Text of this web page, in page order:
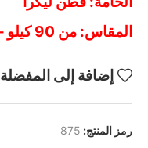
المقاس: من 90 كيلو – 120 كيلو
إضافة إلى المفضلة
رمز المنتج: 875